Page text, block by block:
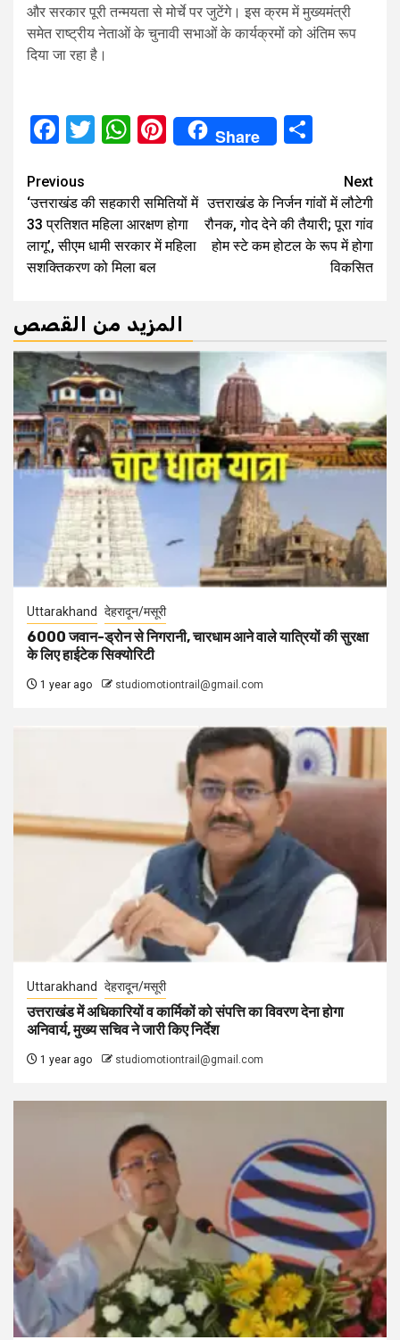
और सरकार पूरी तन्मयता से मोर्चे पर जुटेंगे। इस क्रम में मुख्यमंत्री
समेत राष्ट्रीय नेताओं के चुनावी सभाओं के कार्यक्रमों को अंतिम रूप
दिया जा रहा है।
Facebook
TwitterWhatsApp
Pinterest
Share
Continue
Reading
Previous
‘उत्तराखंड की सहकारी समितियों में
33 प्रतिशत महिला आरक्षण होगा
लागू’, सीएम धामी सरकार में महिला
सशक्तिकरण को मिला बल
Next
उत्तराखंड के निर्जन गांवों में लौटेगी
रौनक, गोद देने की तैयारी; पूरा गांव
होम स्टे कम होटल के रूप में होगा
विकसित
المزيد من القصص
Uttarakhand देहरादून/मसूरी
6000 जवान-ड्रोन से निगरानी, चारधाम आने वाले यात्रियों की सुरक्षा
के लिए हाईटेक सिक्योरिटी
1 year ago studiomotiontrail@gmail.com
Uttarakhand देहरादून/मसूरी
उत्तराखंड में अधिकारियों व कार्मिकों को संपत्ति का विवरण देना होगा
अनिवार्य, मुख्य सचिव ने जारी किए निर्देश
1 year ago studiomotiontrail@gmail.com